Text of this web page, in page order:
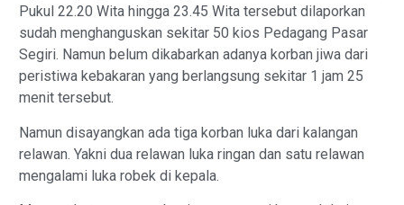
Pukul 22.20 Wita hingga 23.45 Wita tersebut dilaporkan
sudah menghanguskan sekitar 50 kios Pedagang Pasar
Segiri. Namun belum dikabarkan adanya korban jiwa dari
peristiwa kebakaran yang berlangsung sekitar 1 jam 25
menit tersebut.
Namun disayangkan ada tiga korban luka dari kalangan
relawan. Yakni dua relawan luka ringan dan satu relawan
mengalami luka robek di kepala.